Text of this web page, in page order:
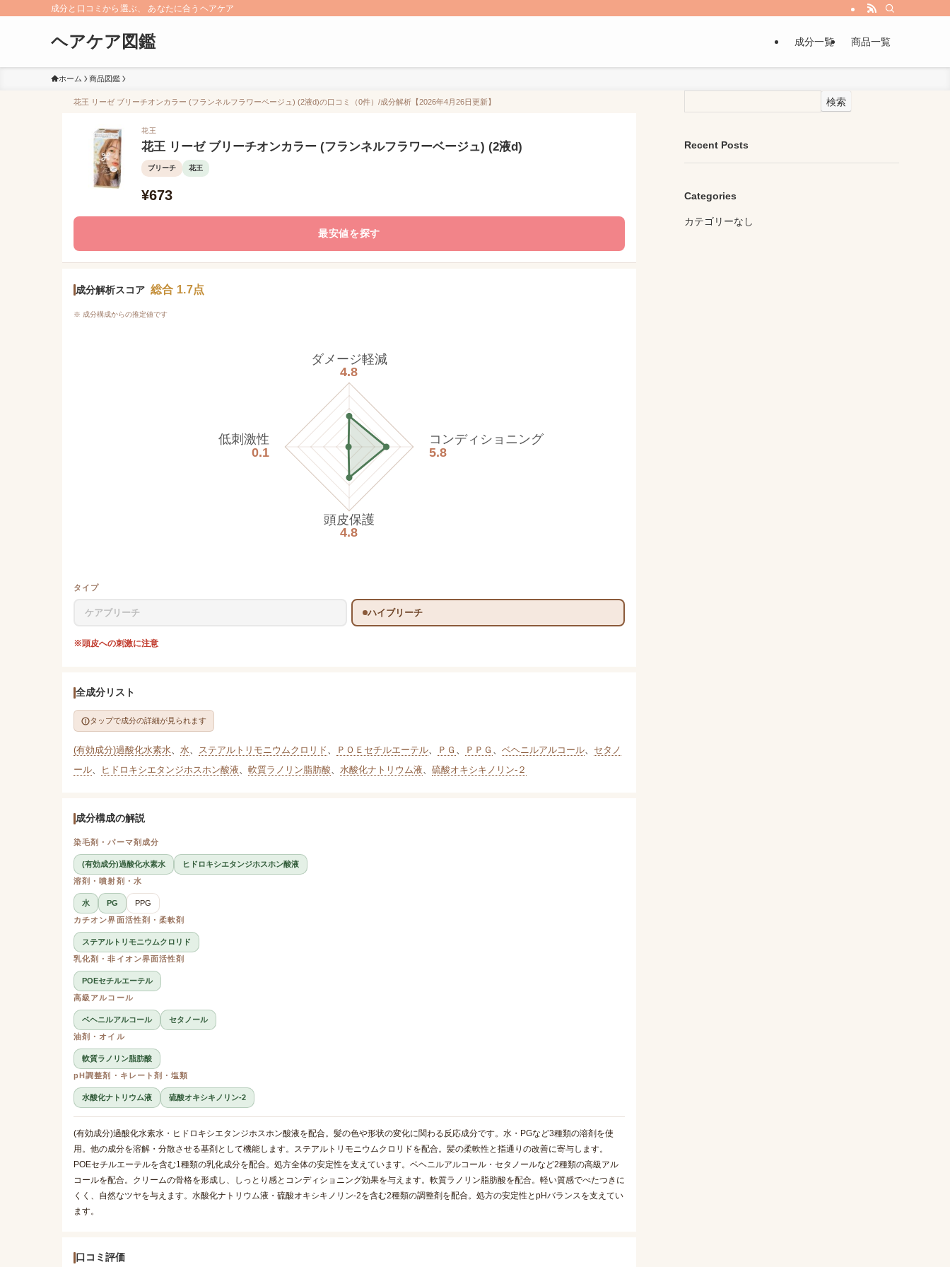
成分と口コミから選ぶ、 あなたに合うヘアケア
ヘアケア図鑑 成分一覧 商品一覧
ホーム 商品図鑑
花王 リーゼ ブリーチオンカラー (フランネルフラワーベージュ) (2液d)の口コミ（0件）/成分解析【2026年4月26日更新】
花王
花王 リーゼ ブリーチオンカラー (フランネルフラワーベージュ) (2液d)
ブリーチ 花王
¥673
最安値を探す
成分解析スコア 総合 1.7点
※ 成分構成からの推定値です
ダメージ軽減
4.8
コンディショニング
5.8
頭皮保護
4.8
低刺激性
0.1
タイプ
ケアブリーチ ハイブリーチ
※頭皮への刺激に注意
全成分リスト
タップで成分の詳細が見られます
(有効成分)過酸化水素水、 水、 ステアルトリモニウムクロリド、 ＰＯＥセチルエーテル、 ＰＧ 、 ＰＰＧ 、 ベヘニルアルコール、 セタノ
ール、 ヒドロキシエタンジホスホン酸液、 軟質ラノリン脂肪酸、 水酸化ナトリウム液、 硫酸オキシキノリン-２
成分構成の解説
染毛剤・パーマ剤成分
(有効成分)過酸化水素水
ヒドロキシエタンジホスホン酸液
溶剤・噴射剤・水
水 PG
PPG
カチオン界面活性剤・柔軟剤
ステアルトリモニウムクロリド
乳化剤・非イオン界面活性剤
POEセチルエーテル
高級アルコール
ベヘニルアルコール
セタノール
油剤・オイル
軟質ラノリン脂肪酸
pH調整剤・キレート剤・塩類
水酸化ナトリウム液 硫酸オキシキノリン-2
(有効成分)過酸化水素水・ヒドロキシエタンジホスホン酸液を配合。髪の色や形状の変化に関わる反応成分です。水・PGなど3種類の溶剤を使
用。他の成分を溶解・分散させる基剤として機能します。ステアルトリモニウムクロリドを配合。髪の柔軟性と指通りの改善に寄与します。
POEセチルエーテルを含む1種類の乳化成分を配合。処方全体の安定性を支えています。ベヘニルアルコール・セタノールなど2種類の高級アル
コールを配合。クリームの骨格を形成し、しっとり感とコンディショニング効果を与えます。軟質ラノリン脂肪酸を配合。軽い質感でべたつきに
くく、自然なツヤを与えます。水酸化ナトリウム液・硫酸オキシキノリン-2を含む2種類の調整剤を配合。処方の安定性とpHバランスを支えてい
ます。
口コミ評価
検索
Recent Posts
Categories
カテゴリーなし